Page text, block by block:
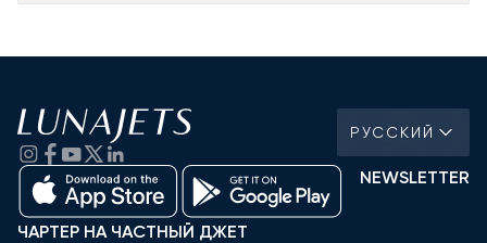
РУССКИЙ
NEWSLETTER
ЧАРТЕР НА ЧАСТНЫЙ ДЖЕТ